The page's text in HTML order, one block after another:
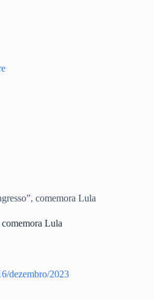
comemora Lula
Lula
dezembro/2023